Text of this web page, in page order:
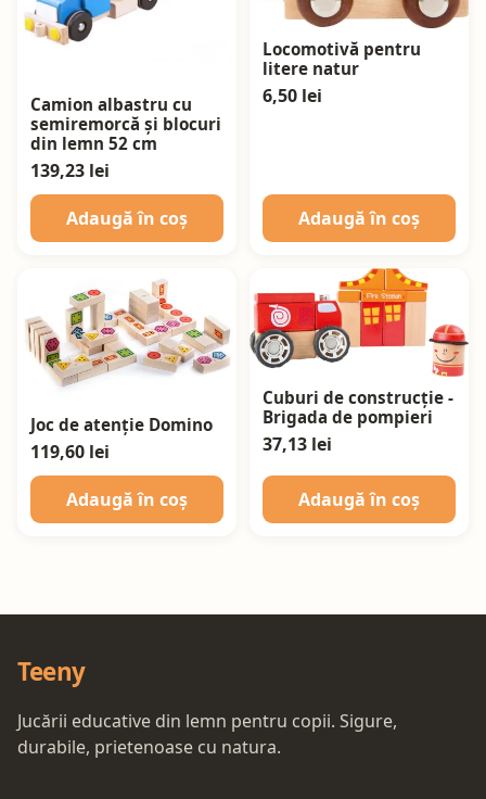
Camion albastru cu
semiremorcă și blocuri
din lemn 52 cm
139,23 lei
Adaugă în coș
Locomotivă pentru
litere natur
6,50 lei
Adaugă în coș
Joc de atenție Domino
119,60 lei
Adaugă în coș
Cuburi de construcție -
Brigada de pompieri
37,13 lei
Adaugă în coș
Teeny
Jucării educative din lemn pentru copii. Sigure,
durabile, prietenoase cu natura.